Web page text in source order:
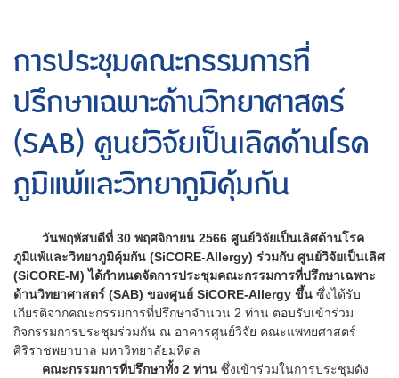
การประชุมคณะกรรมการที่
ปรึกษาเฉพาะด้านวิทยาศาสตร์
(SAB) ศูนย์วิจัยเป็นเลิศด้านโรค
ภูมิแพ้และวิทยาภูมิคุ้มกัน
วันพฤหัสบดีที่ 30 พฤศจิกายน 2566 ศูนย์วิจัยเป็นเลิศด้านโรค
ภูมิแพ้และวิทยาภูมิคุ้มกัน (SiCORE-Allergy) ร่วมกับ ศูนย์วิจัยเป็นเลิศ
(SiCORE-M) ได้กำหนดจัดการประชุมคณะกรรมการที่ปรึกษาเฉพาะ
ด้านวิทยาศาสตร์ (SAB) ของศูนย์ SiCORE-Allergy ขึ้น ซึ่งได้รับ
เกียรติจากคณะกรรมการที่ปรึกษาจำนวน 2 ท่าน ตอบรับเข้าร่วม
กิจกรรมการประชุมร่วมกัน ณ อาคารศูนย์วิจัย คณะแพทยศาสตร์
ศิริราชพยาบาล มหาวิทยาลัยมหิดล
คณะกรรมการที่ปรึกษาทั้ง 2 ท่าน ซึ่งเข้าร่วมในการประชุมดัง